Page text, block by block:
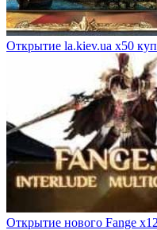
Открытие la.kiev.ua x50
Открытие нового Fange